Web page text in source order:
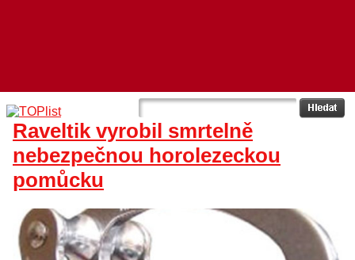
Raveltik vyrobil smrtelně
nebezpečnou horolezeckou
pomůcku